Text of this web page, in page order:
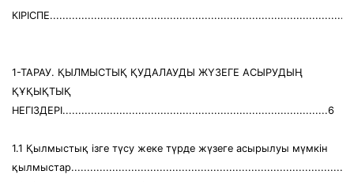
1-ТАРАУ. ҚЫЛМЫСТЫҚ ҚУДАЛАУДЫ ЖҮЗЕГЕ АСЫРУДЫҢ
ҚҰҚЫҚТЫҚ
НЕГІЗДЕРІ....................................................................................6
1.1 Қылмыстық ізге түсу жеке түрде жүзеге асырылуы мүмкін